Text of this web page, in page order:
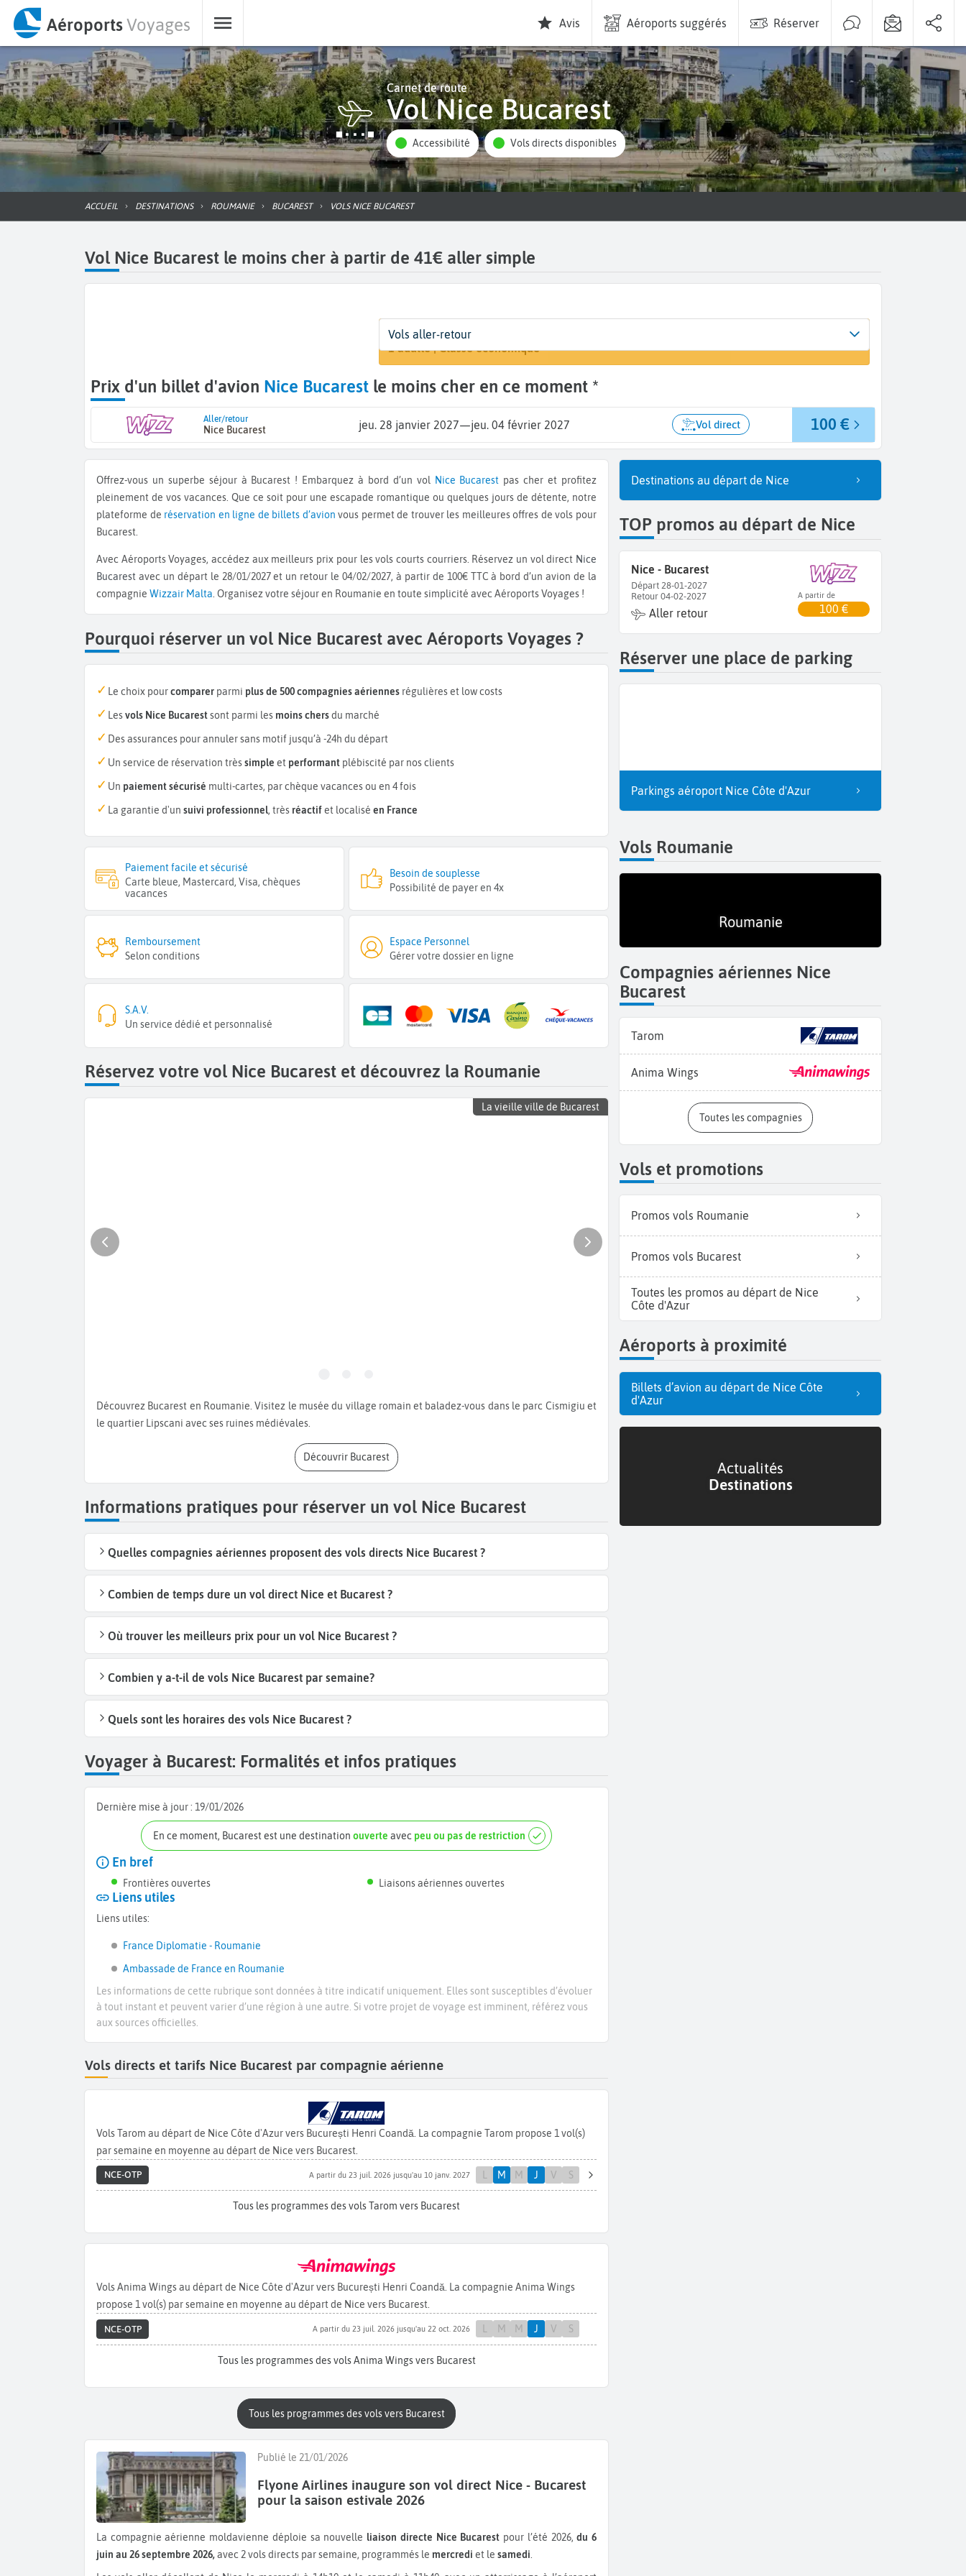
AéroportsVoyages Avis Aéroports suggérés Réserver
Carnet de route
Vol Nice Bucarest
Accessibilité Vols directs disponibles
ACCUEIL DESTINATIONS ROUMANIE BUCAREST VOLS NICE BUCAREST
Vol Nice Bucarest le moins cher à partir de 41€ aller simple
Départ
Nice (NCE) Bucarest (BUH)
Dates
28 janv. - 4 févr.
Voyageurs | Classe
1 adulte | Classe économique
Vols aller-retour
Prix d'un billet d'avion Nice Bucarest le moins cher en ce moment *
Aller/retour
Nice Bucarest jeu. 28 janvier 2027—jeu. 04 février 2027 Vol direct 100 €
Offrez-vous un superbe séjour à Bucarest ! Embarquez à bord d’un vol Nice Bucarest pas cher et profitez
pleinement de vos vacances. Que ce soit pour une escapade romantique ou quelques jours de détente, notre
plateforme de réservation en ligne de billets d’avion vous permet de trouver les meilleures offres de vols pour
Bucarest.
Avec Aéroports Voyages, accédez aux meilleurs prix pour les vols courts courriers. Réservez un vol direct Nice
Bucarest avec un départ le 28/01/2027 et un retour le 04/02/2027, à partir de 100€ TTC à bord d’un avion de la
compagnie Wizzair Malta . Organisez votre séjour en Roumanie en toute simplicité avec Aéroports Voyages !
Pourquoi réserver un vol Nice Bucarest avec Aéroports Voyages ?
Le choix pourcomparer parmi plus de 500 compagnies aériennes régulières et low costs
Lesvols Nice Bucarestsont parmi les moins chersdu marché
Des assurances pour annuler sans motif jusqu’à -24h du départ
Un service de réservation trèssimple et performant plébiscité par nos clients
Un paiement sécurisé multi-cartes, par chèque vacances ou en 4 fois
La garantie d'un suivi professionnel, très réactifet localisé en France
Paiement facile et sécurisé
Carte bleue, Mastercard, Visa, chèques
vacances
Besoin de souplesse
Possibilité de payer en 4x
Remboursement
Selon conditions
Espace Personnel
Gérer votre dossier en ligne
S.A.V.
Un service dédié et personnalisé
Réservez votre vol Nice Bucarest et découvrez la Roumanie
La vieille ville de Bucarest
Découvrez Bucarest en Roumanie. Visitez le musée du village romain et baladez-vous dans le parc Cismigiu et
le quartier Lipscani avec ses ruines médiévales.
Découvrir Bucarest
Informations pratiques pour réserver un vol Nice Bucarest
Quelles compagnies aériennes proposent des vols directs Nice Bucarest ?
Combien de temps dure un vol direct Nice et Bucarest ?
Où trouver les meilleurs prix pour un vol Nice Bucarest ?
Combien y a-t-il de vols Nice Bucarest par semaine?
Quels sont les horaires des vols Nice Bucarest ?
Voyager à Bucarest: Formalités et infos pratiques
Dernière mise à jour : 19/01/2026
En ce moment, Bucarest est une destination ouverte avec peu ou pas de restriction
En bref
Frontières ouvertes Liaisons aériennes ouvertes
Liens utiles
Liens utiles:
France Diplomatie - Roumanie
Ambassade de France en Roumanie
Les informations de cette rubrique sont données à titre indicatif uniquement. Elles sont susceptibles d’évoluer
à tout instant et peuvent varier d’une région à une autre. Si votre projet de voyage est imminent, référez vous
aux sources officielles.
Vols directs et tarifs Nice Bucarest par compagnie aérienne
Vols Tarom au départ de Nice Côte d'Azur vers București Henri Coandă. La compagnie Tarom propose 1 vol(s)
par semaine en moyenne au départ de Nice vers Bucarest.
NCE-OTP A partir du 23 juil. 2026 jusqu'au 10 janv. 2027 M M J V S
Tous les programmes des vols Tarom vers Bucarest
Vols Anima Wings au départ de Nice Côte d'Azur vers București Henri Coandă. La compagnie Anima Wings
propose 1 vol(s) par semaine en moyenne au départ de Nice vers Bucarest.
NCE-OTP A partir du 23 juil. 2026 jusqu'au 22 oct. 2026 L M M J V S
Tous les programmes des vols Anima Wings vers Bucarest
Tous les programmes des vols vers Bucarest
Publié le 21/01/2026
Flyone Airlines inaugure son vol direct Nice - Bucarest
pour la saison estivale 2026
La compagnie aérienne moldavienne déploie sa nouvelle liaison directe Nice Bucarest pour l’été 2026,du 6
juin au 26 septembre 2026,avec 2 vols directs par semaine, programmés le mercredi et le samedi
Destinations au départ de Nice
TOP promos au départ de Nice
Nice - Bucarest
Départ 28-01-2027
Retour 04-02-2027
Aller retour
A partir de
100 €
Réserver une place de parking
Parkings aéroport Nice Côte d'Azur
Vols Roumanie
Roumanie
Compagnies aériennes Nice
Bucarest
Tarom
Anima Wings
Toutes les compagnies
Vols et promotions
Promos vols Roumanie
Promos vols Bucarest
Toutes les promos au départ de Nice
Côte d'Azur
Aéroports à proximité
Billets d’avion au départ de Nice Côte
d'Azur
Actualités
Destinations